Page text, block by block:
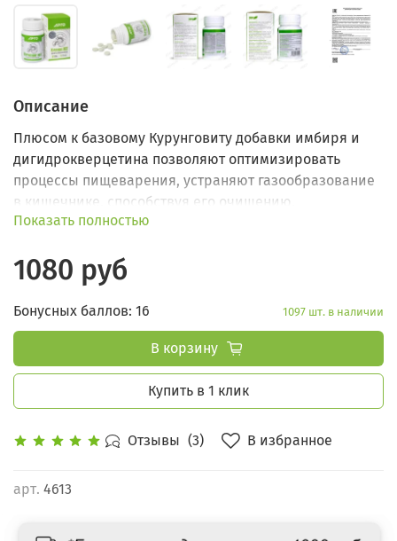
Отзывы (3) В избранное
арт. 4613
Описание
Плюсом к базовому Курунговиту добавки имбиря и
дигидрокверцетина позволяют оптимизировать
процессы пищеварения, устраняют газообразование
в кишечнике, способствуя его очищению,
нормализуют обмен веществ на клеточном уровне.
Показать полностью
1080 руб
Бонусных баллов: 16 1097 шт. в наличии
В корзину
Купить в 1 клик